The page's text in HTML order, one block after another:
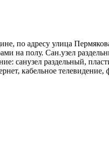
по адресу улица
на полу. Сан.узел
санузел раздельный,
кабельное